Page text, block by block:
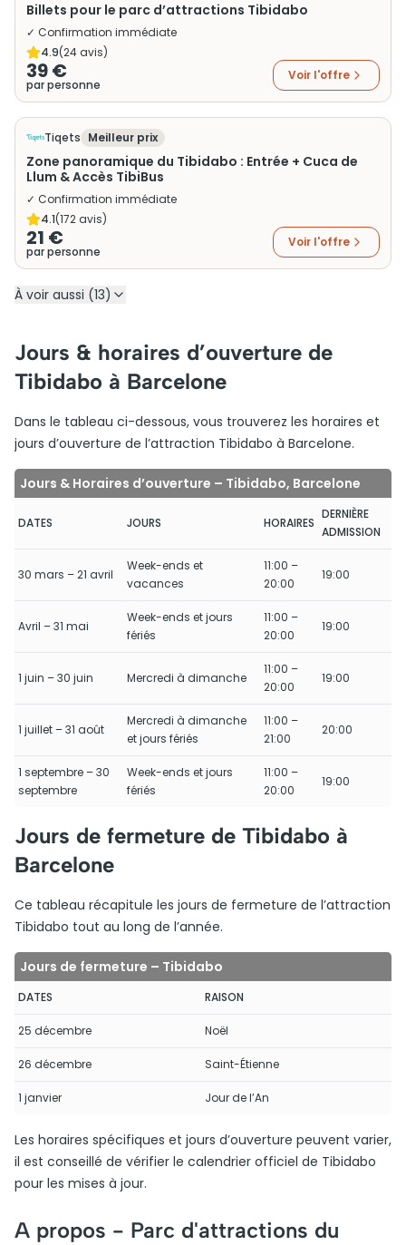
Billets pour le parc d’attractions Tibidabo
✓ Confirmation immédiate
4.9(24avis)
39 €
par personne
Voir l'offre
Tiqets Meilleur prix
Zone panoramique du Tibidabo : Entrée + Cuca de
Llum & Accès TibiBus
✓ Confirmation immédiate
4.1(172avis)
21 €
par personne
Voir l'offre
À voir aussi (13)
Jours & horaires d’ouverture de
Tibidabo à Barcelone
Dans le tableau ci-dessous, vous trouverez les horaires et
jours d’ouverture de l’attraction Tibidabo à Barcelone.
Jours & Horaires d’ouverture – Tibidabo, Barcelone
DATES JOURS HORAIRES
DERNIÈRE
ADMISSION
30 mars – 21 avril
Week-ends et
vacances
11:00 –
20:00
19:00
Avril – 31 mai
Week-ends et jours
fériés
11:00 –
20:00
19:00
1 juin – 30 juin Mercredi à dimanche
11:00 –
20:00
19:00
1 juillet – 31 août
Mercredi à dimanche
et jours fériés
11:00 –
21:00
20:00
1 septembre – 30
septembre
Week-ends et jours
fériés
11:00 –
20:00
19:00
Jours de fermeture de Tibidabo à
Barcelone
Ce tableau récapitule les jours de fermeture de l’attraction
Tibidabo tout au long de l’année.
Jours de fermeture – Tibidabo
DATES RAISON
25 décembre Noël
26 décembre Saint-Étienne
1 janvier Jour de l’An
Les horaires spécifiques et jours d’ouverture peuvent varier,
il est conseillé de vérifier le calendrier officiel de Tibidabo
pour les mises à jour.
A propos - Parc d'attractions du